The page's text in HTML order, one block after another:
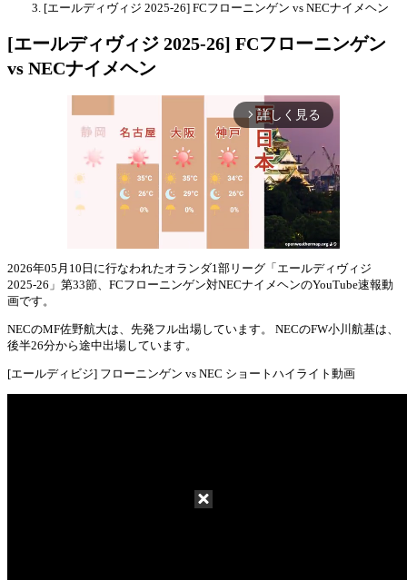
[エールディヴィジ 2025-26] FCフローニンゲン vs NECナイメヘン
[エールディヴィジ 2025-26] FCフローニンゲン
vs NECナイメヘン
arrow_forward_ios 詳しく見る
2026年05月10日に行なわれたオランダ1部リーグ「エールディヴィジ
2025-26」第33節、FCフローニンゲン対NECナイメヘンのYouTube速報動
画です。
NECのMF佐野航大は、先発フル出場しています。 NECのFW小川航基は、
後半26分から途中出場しています。
[エールディビジ] フローニンゲン vs NEC ショートハイライト動画